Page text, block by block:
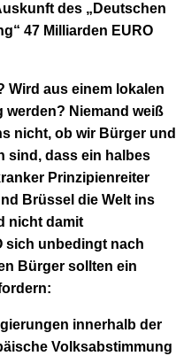
des „Deutschen
47 Milliarden EURO
Wird aus einem lokalen
werden? Niemand weiß
nicht, ob wir Bürger und
sind, dass ein halbes
Prinzipienreiter
Brüssel die Welt ins
nicht damit
sich unbedingt nach
Bürger sollten ein
innerhalb der
Volksabstimmung